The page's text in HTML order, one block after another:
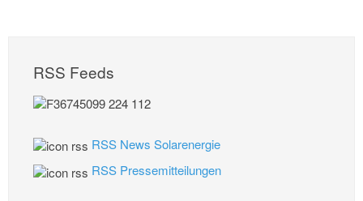
RSS Feeds
RSS News Solarenergie
RSS Pressemitteilungen